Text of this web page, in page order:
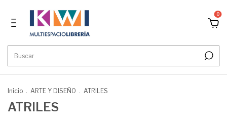
0
Inicio . ARTE Y DISEÑO . ATRILES
ATRILES